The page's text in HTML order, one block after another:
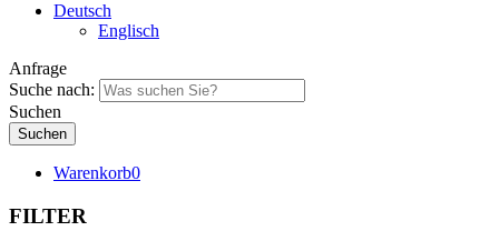
Deutsch
Englisch
Anfrage
Suche nach:
Suchen
Warenkorb0
FILTER